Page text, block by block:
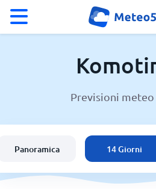
Meteo a Komotini
Italia
Previsioni
Panoramica 14 Giorni